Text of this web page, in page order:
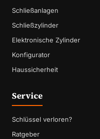
Schließanlagen
Schließzylinder
Elektronische Zylinder
Konfigurator
Haussicherheit
Service
Schlüssel verloren?
Ratgeber